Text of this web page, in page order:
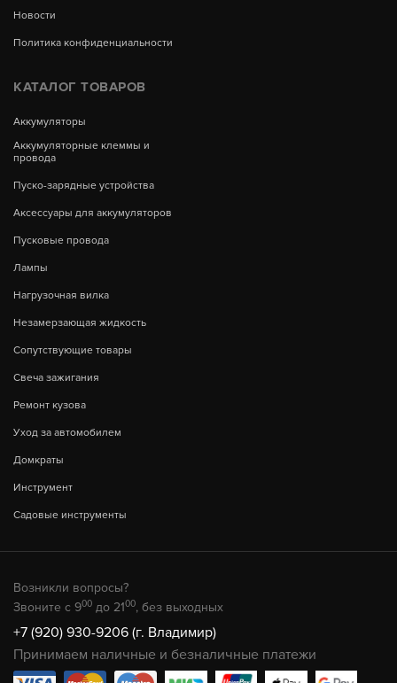
Новости
Политика конфиденциальности
КАТАЛОГ ТОВАРОВ
Аккумуляторы
Аккумуляторные клеммы и
провода
Пуско-зарядные устройства
Аксессуары для аккумуляторов
Пусковые провода
Лампы
Нагрузочная вилка
Незамерзающая жидкость
Сопутствующие товары
Свеча зажигания
Ремонт кузова
Уход за автомобилем
Домкраты
Инструмент
Садовые инструменты
Возникли вопросы?
Звоните с 900 до 2100, без выходных
+7 (920) 930-9206 (г. Владимир)
Принимаем наличные и безналичные платежи